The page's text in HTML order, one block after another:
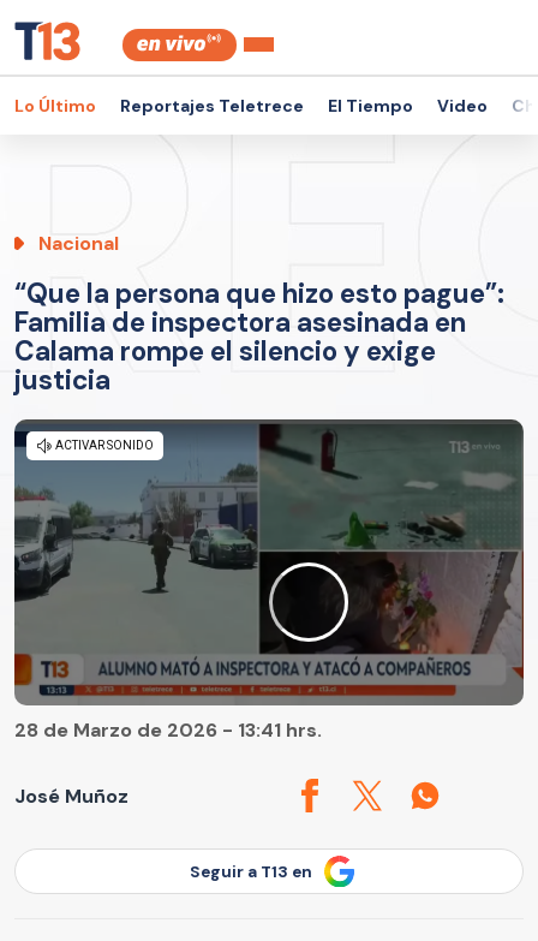
Lo Último Reportajes Teletrece El Tiempo Video
Nacional
“Que la persona que hizo esto pague”:
Familia de inspectora asesinada en
Calama rompe el silencio y exige
justicia
José Muñoz
28 de Marzo de 2026 - 13:41 hrs.
Seguir a T13 en